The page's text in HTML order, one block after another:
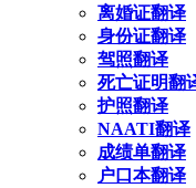
离婚证翻译
身份证翻译
驾照翻译
死亡证明翻
护照翻译
NAATI翻译
成绩单翻译
户口本翻译